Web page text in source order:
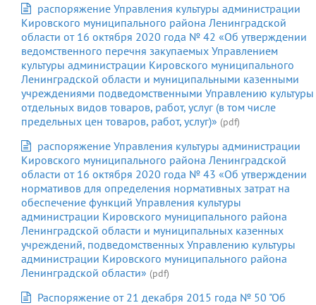
распоряжение Управления культуры администрации
Кировского муниципального района Ленинградской
области от 16 октября 2020 года № 42 «Об утверждении
ведомственного перечня закупаемых Управлением
культуры администрации Кировского муниципального
Ленинградской области и муниципальными казенными
учреждениями подведомственными Управлению культуры
отдельных видов товаров, работ, услуг (в том числе
предельных цен товаров, работ, услуг)» (pdf)
распоряжение Управления культуры администрации
Кировского муниципального района Ленинградской
области от 16 октября 2020 года № 43 «Об утверждении
нормативов для определения нормативных затрат на
обеспечение функций Управления культуры
администрации Кировского муниципального района
Ленинградской области и муниципальных казенных
учреждений, подведомственных Управлению культуры
администрации Кировского муниципального района
Ленинградской области» (pdf)
Распоряжение от 21 декабря 2015 года № 50 "Об